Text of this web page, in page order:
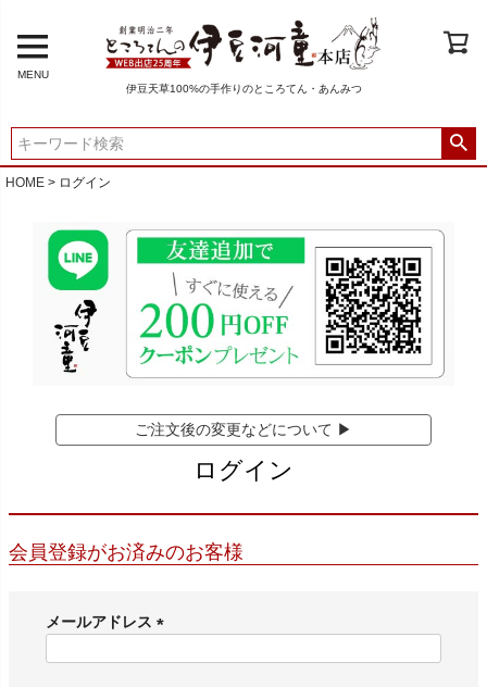
MENU
伊豆天草100%の手作りのところてん・あんみつ
HOME ログイン
ご注文後の変更などについて ▶
ログイン
会員登録がお済みのお客様
メールアドレス